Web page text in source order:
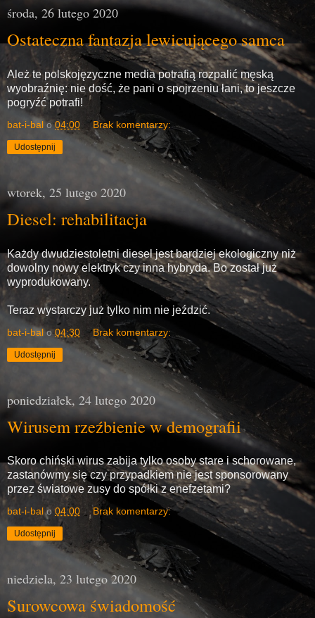
środa, 26 lutego 2020
Ostateczna fantazja lewicującego samca
Ależ te polskojęzyczne media potrafią rozpalić męską
wyobraźnię: nie dość, że pani o spojrzeniu łani, to jeszcze
pogryźć potrafi!
bat-i-bal o04:00 Brak komentarzy:
Udostępnij
wtorek, 25 lutego 2020
Diesel: rehabilitacja
Każdy dwudziestoletni diesel jest bardziej ekologiczny niż
dowolny nowy elektryk czy inna hybryda. Bo został już
wyprodukowany.
Teraz wystarczy już tylko nim nie jeździć.
bat-i-bal o04:30 Brak komentarzy:
Udostępnij
poniedziałek, 24 lutego 2020
Wirusem rzeźbienie w demografii
Skoro chiński wirus zabija tylko osoby stare i schorowane,
zastanówmy się czy przypadkiem nie jest sponsorowany
przez światowe zusy do spółki z enefzetami?
bat-i-bal o04:00 Brak komentarzy:
Udostępnij
niedziela, 23 lutego 2020
Surowcowa świadomość